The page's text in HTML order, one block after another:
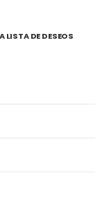
LISTA DE DESEOS